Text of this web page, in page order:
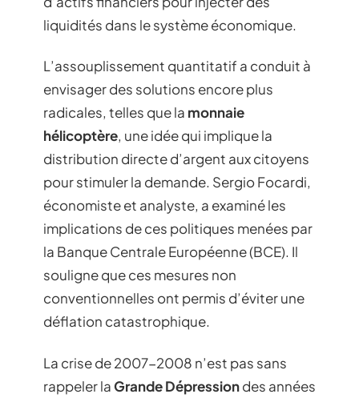
liquidités dans le système économique.
L’assouplissement quantitatif a conduit à
envisager des solutions encore plus
radicales, telles que la monnaie
hélicoptère, une idée qui implique la
distribution directe d’argent aux citoyens
pour stimuler la demande. Sergio Focardi,
économiste et analyste, a examiné les
implications de ces politiques menées par
la Banque Centrale Européenne (BCE). Il
souligne que ces mesures non
conventionnelles ont permis d’éviter une
déflation catastrophique.
La crise de 2007-2008 n’est pas sans
rappeler laGrande Dépressiondes années